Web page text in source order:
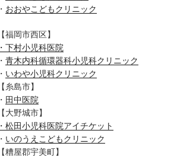
・ おおやこどもクリニック
【福岡市西区】
・下村小児科医院
・ 青木内科循環器科小児科クリニック
・ いわや小児科クリニック
【糸島市】
・ 田中医院
【大野城市】
・松田小児科医院アイチケット
・ いのうえこどもクリニック
【糟屋郡宇美町】